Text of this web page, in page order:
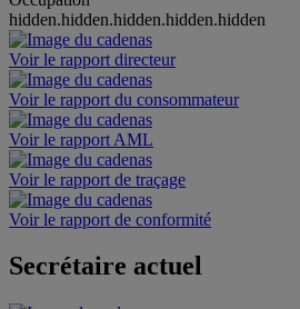
hidden.hidden.hidden.hidden.hidden
Voir le rapport directeur
Voir le rapport du consommateur
Voir le rapport AML
Voir le rapport de traçage
Voir le rapport de conformité
Secrétaire actuel